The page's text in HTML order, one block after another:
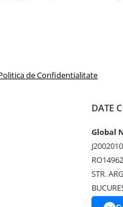
de Confidentialitate
DATE
Global
STR.